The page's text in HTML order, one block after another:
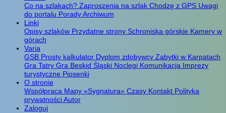
Co na szlakach? Zaproszenia na szlak Chodzę z GPS Uwagi
do portalu PoradyArchiwum
Linki
Opisy szlaków Przydatne strony Schroniska górskie Kamery w
górach
Varia
GSB Prosty kalkulator Dyplom zdobywcy Zabytki w Karpatach
Gra Tatry Gra Beskid Śląski Noclegi Komunikacja Imprezy
turystyczne Piosenki
O stronie
Współpraca Mapy «Sygnatura» Czasy Kontakt Polityka
prywatnościAutor
Zaloguj